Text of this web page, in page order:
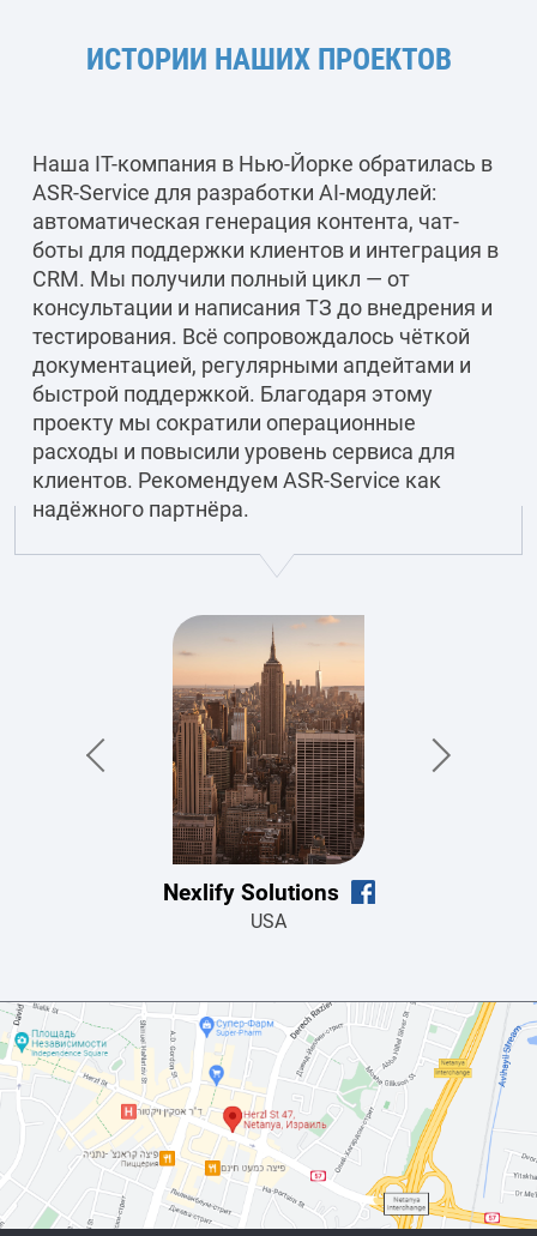
ИСТОРИИ НАШИХ ПРОЕКТОВ
Наша IT-компания в Нью-Йорке обратилась в
ASR-Service для разработки AI-модулей:
автоматическая генерация контента, чат-
боты для поддержки клиентов и интеграция в
CRM. Мы получили полный цикл — от
консультации и написания ТЗ до внедрения и
тестирования. Всё сопровождалось чёткой
документацией, регулярными апдейтами и
быстрой поддержкой. Благодаря этому
проекту мы сократили операционные
расходы и повысили уровень сервиса для
клиентов. Рекомендуем ASR-Service как
надёжного партнёра.
Nexlify Solutions
USA